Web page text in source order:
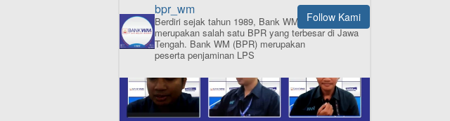
ISI APLIKASI SEKARANG
Follow Kami
bpr_wm
Berdiri sejak tahun 1989, Bank WM (BPR)
merupakan salah satu BPR yang terbesar di Jawa
Tengah. Bank WM (BPR) merupakan
peserta penjaminan LPS